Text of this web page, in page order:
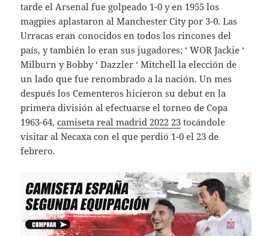
tarde el Arsenal fue golpeado 1-0 y en 1955 los
magpies aplastaron al Manchester City por 3-0. Las
Urracas eran conocidos en todos los rincones del
país, y también lo eran sus jugadores; ‘ WOR Jackie ‘
Milburn y Bobby ‘ Dazzler ‘ Mitchell la elección de
un lado que fue renombrado a la nación. Un mes
después los Cementeros hicieron su debut en la
primera división al efectuarse el torneo de Copa
1963-64,camiseta real madrid 2022 23 tocándole
visitar al Necaxa con el que perdió 1-0 el 23 de
febrero.